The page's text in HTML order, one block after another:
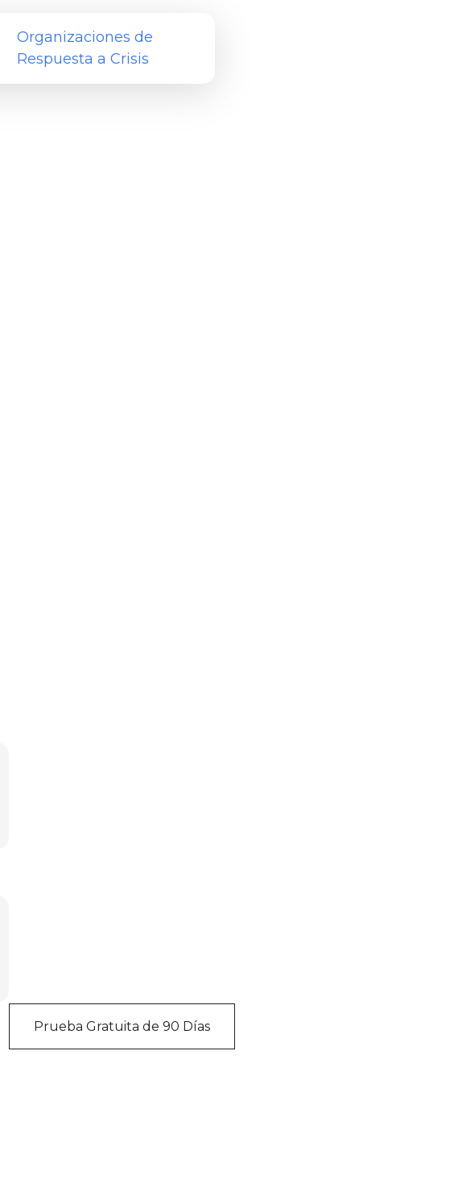
Organizaciones de
Respuesta a Crisis
Prueba Gratuita de 90 Días